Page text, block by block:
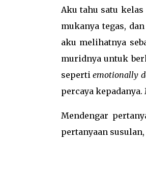
Aku tahu satu
mukanya tegas,
aku melihatnya
muridnya untuk
sepertiemotionally
percaya
Mendengar
pertanyaan